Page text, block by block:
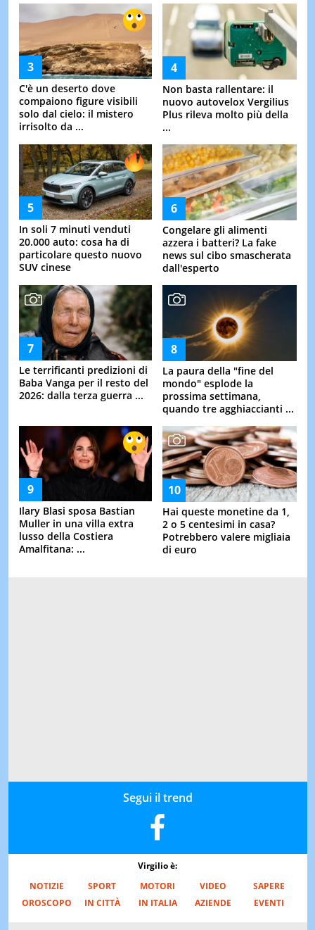
C'è un deserto dove
compaiono figure visibili
solo dal cielo: il mistero
irrisolto da ...
Non basta rallentare: il
nuovo autovelox Vergilius
Plus rileva molto più della
...
In soli 7 minuti venduti
20.000 auto: cosa ha di
particolare questo nuovo
SUV cinese
Congelare gli alimenti
azzera i batteri? La fake
news sul cibo smascherata
dall'esperto
Le terrificanti predizioni di
Baba Vanga per il resto del
2026: dalla terza guerra ...
La paura della "fine del
mondo" esplode la
prossima settimana,
quando tre agghiaccianti ...
Ilary Blasi sposa Bastian
Muller in una villa extra
lusso della Costiera
Amalfitana: ...
Hai queste monetine da 1,
2 o 5 centesimi in casa?
Potrebbero valere migliaia
di euro
Segui il trend
Virgilio è:
NOTIZIE
SPORT MOTORI VIDEO
SAPERE
OROSCOPO
IN CITTÀ IN ITALIA AZIENDE EVENTI